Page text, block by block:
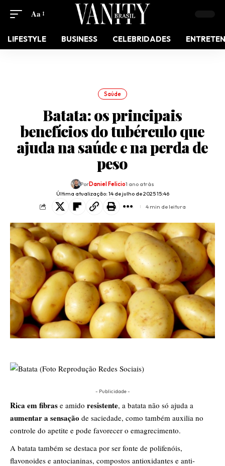
Aa
LIFESTYLE BUSINESS CELEBRIDADES
Saúde
Batata: os principais
benefícios do tubérculo que
ajuda na saúde e na perda de
peso
Última atualização: 14 de julho de 2025 15:46
PorDaniel Felicio1 ano atrás
4 min de leitura
- Publicidade -
Rica em fibras e amido resistente, a batata não só ajuda a
aumentar a sensação de saciedade, como também auxilia no
controle do apetite e pode favorecer o emagrecimento.
A batata também se destaca por ser fonte de polifenóis,
flavonoides e antocianinas, compostos antioxidantes e anti-